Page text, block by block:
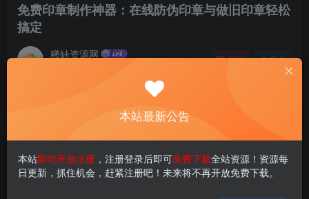
免费印章制作神器：在线防伪印章与做旧印章轻松
搞定
稀缺资源网 关注 私信
本站最新公告
本站限时开放注册 ，注册登录后即可免费下载全站资源！资源每
日更新，抓住机会，赶紧注册吧！未来将不再开放免费下载。